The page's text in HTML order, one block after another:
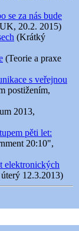
se za nás bude
20.2. 2015)
(Krátký
(Teorie a praxe
s veřejnou
postižením,
2013,
pěti let:
20:10",
elektronických
12.3.2013)